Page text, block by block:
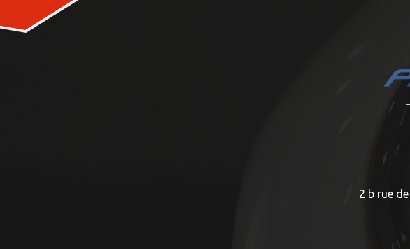
2 b rue